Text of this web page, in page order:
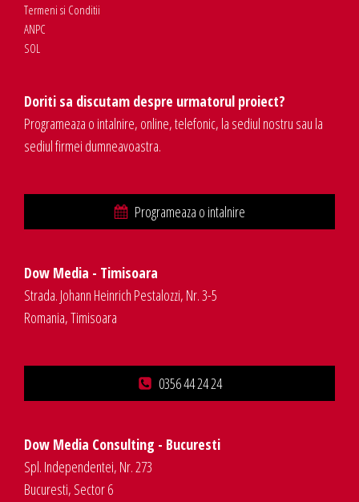
Termeni si Conditii
ANPC
SOL
Doriti sa discutam despre urmatorul proiect?
Programeaza o intalnire, online, telefonic, la sediul nostru sau la
sediul firmei dumneavoastra.
Programeaza o intalnire
Dow Media - Timisoara
Strada. Johann Heinrich Pestalozzi, Nr. 3-5
Romania, Timisoara
0356 44 24 24
Dow Media Consulting - Bucuresti
Spl. Independentei, Nr. 273
Bucuresti, Sector 6